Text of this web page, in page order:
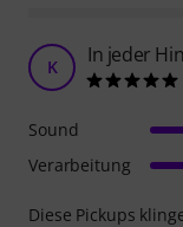
K In jeder
Diese Pickups
Sound
Verarbeitung